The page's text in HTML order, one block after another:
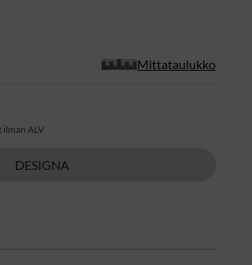
Mittataulukko
ilman ALV
DESIGNA